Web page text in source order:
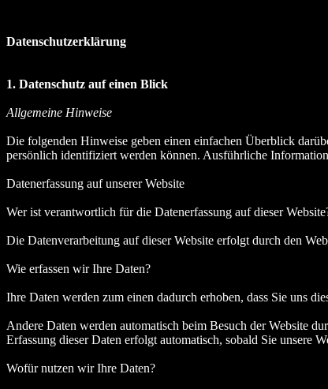
Datenschutzerklärung
1. Datenschutz auf einen Blick
Allgemeine Hinweise
Die folgenden Hinweise geben einen einfachen Überblick
persönlich identifiziert werden können. Ausführliche
Datenerfassung auf unserer Website
Wer ist verantwortlich für die Datenerfassung auf dieser
Die Datenverarbeitung auf dieser Website erfolgt durch den
Wie erfassen wir Ihre Daten?
Ihre Daten werden zum einen dadurch erhoben, dass Sie uns
Andere Daten werden automatisch beim Besuch der Website
Erfassung dieser Daten erfolgt automatisch, sobald Sie unsere
Wofür nutzen wir Ihre Daten?